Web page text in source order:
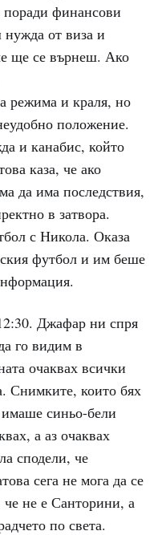
поради финансови
от виза и
ще се върнеш. Ако
режима и краля, но
положение.
и канабис, който
каза, че ако
да има последствия,
в затвора.
с Никола. Оказа
футбол и им беше
Джафар ни спря
го видим в
очаквах всички
Снимките, които бях
синьо-бели
а аз очаквах
сподели, че
сега не мога да се
че не е Санторини, а
по света.